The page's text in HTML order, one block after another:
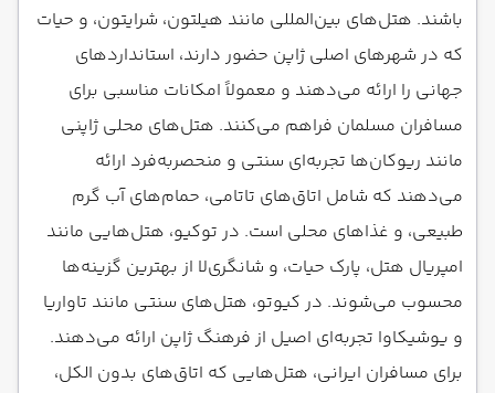
باشند. هتل‌های بین‌المللی مانند هیلتون، شرایتون، و حیات
که در شهرهای اصلی ژاپن حضور دارند، استانداردهای
جهانی را ارائه می‌دهند و معمولاً امکانات مناسبی برای
مسافران مسلمان فراهم می‌کنند. هتل‌های محلی ژاپنی
مانند ریوکان‌ها تجربه‌ای سنتی و منحصربه‌فرد ارائه
می‌دهند که شامل اتاق‌های تاتامی، حمام‌های آب گرم
طبیعی، و غذاهای محلی است. در توکیو، هتل‌هایی مانند
امپریال هتل، پارک حیات، و شانگری‌لا از بهترین گزینه‌ها
محسوب می‌شوند. در کیوتو، هتل‌های سنتی مانند تاواریا
و یوشیکاوا تجربه‌ای اصیل از فرهنگ ژاپن ارائه می‌دهند.
برای مسافران ایرانی، هتل‌هایی که اتاق‌های بدون الکل،